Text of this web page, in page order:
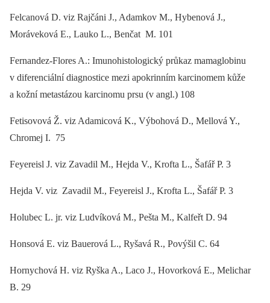
Felcanová D. viz Rajčáni J., Adamkov M., Hybenová J.,
Moráveková E., Lauko L., Benčat M. 101
Fernandez-Flores A.: Imunohistologický průkaz mamaglobinu
v diferenciální diagnostice mezi apokrinním karcinomem kůže
a kožní metastázou karcinomu prsu (v angl.) 108
Fetisovová Ž. viz Adamicová K., Výbohová D., Mellová Y.,
Chromej I. 75
Feyereisl J. viz Zavadil M., Hejda V., Krofta L., Šafář P. 3
Hejda V. viz Zavadil M., Feyereisl J., Krofta L., Šafář P. 3
Holubec L. jr. viz Ludvíková M., Pešta M., Kalfeřt D. 94
Honsová E. viz Bauerová L., Ryšavá R., Povýšil C. 64
Hornychová H. viz Ryška A., Laco J., Hovorková E., Melichar
B. 29